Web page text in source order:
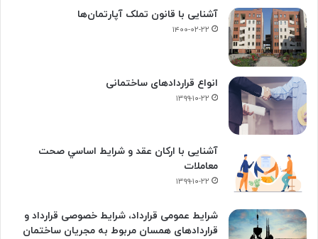
آشنایی با قانون تملک آپارتمان‌ها
۱۴۰۰-۰۲-۲۲
انواع قراردادهای ساختمانی
۱۳۹۹-۱۰-۲۲
آشنایی با ارکان عقد و شرايط اساسي صحت
معاملات
۱۳۹۹-۱۰-۲۲
شرایط عمومی قرارداد، شرایط خصوصی قرارداد و
قراردادهای همسان مربوط به مجریان ساختمان